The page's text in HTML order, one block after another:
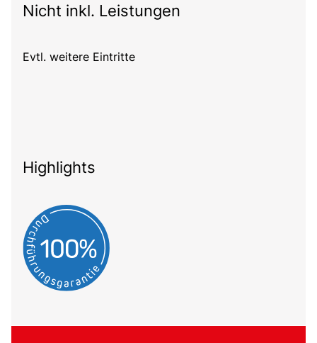
Nicht inkl. Leistungen
Evtl. weitere Eintritte
Highlights